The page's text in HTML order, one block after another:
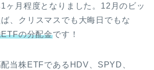
ヶ月程度となりました。12月のビッ
、クリスマスでも大晦日でもな
の分配金です！
当株ETFであるHDV、SPYD、